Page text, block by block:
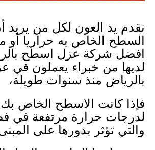
نقدم يد العون لكل من يريد
السطح الخاص به حراريا أو
افضل شركة عزل اسطح
لديها من خبراء يعملون
بالرياض منذ سنوات طويلة،
فإذا كانت الاسطح الخاص
لدرجات حرارة مرتفعة في
والتي تؤثر بدورها على